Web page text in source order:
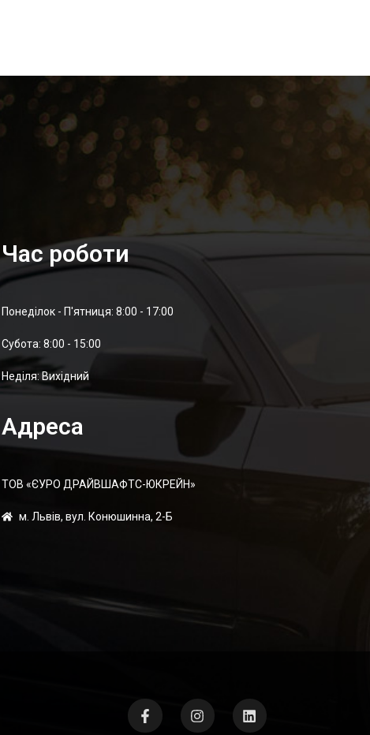
Час роботи
Понеділок - П'ятниця: 8:00 - 17:00
Суботa: 8:00 - 15:00
Неділя: Вихідний
Адреса
ТОВ «ЄУРО ДРАЙВШАФТC-ЮКРЕЙН»
м. Львів, вул. Конюшинна, 2-Б